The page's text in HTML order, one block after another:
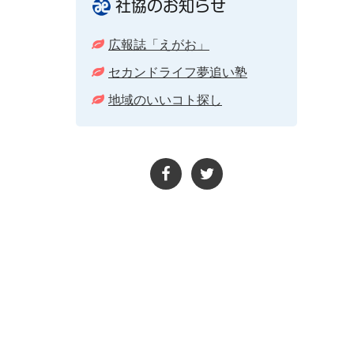
社協のお知らせ
広報誌「えがお」
セカンドライフ夢追い塾
地域のいいコト探し